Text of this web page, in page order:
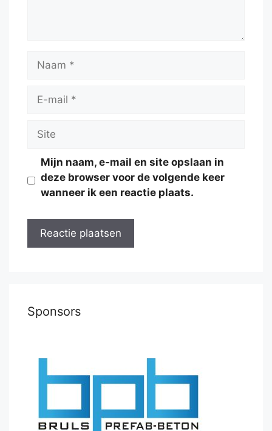
Naam
Site
Mijn naam, e-mail en site opslaan in
deze browser voor de volgende keer
wanneer ik een reactie plaats.
Sponsors